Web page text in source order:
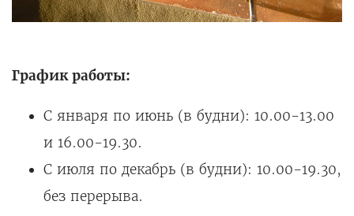
График работы:
С января по июнь (в будни): 10.00-13.00
и 16.00-19.30.
С июля по декабрь (в будни): 10.00-19.30,
без перерыва.